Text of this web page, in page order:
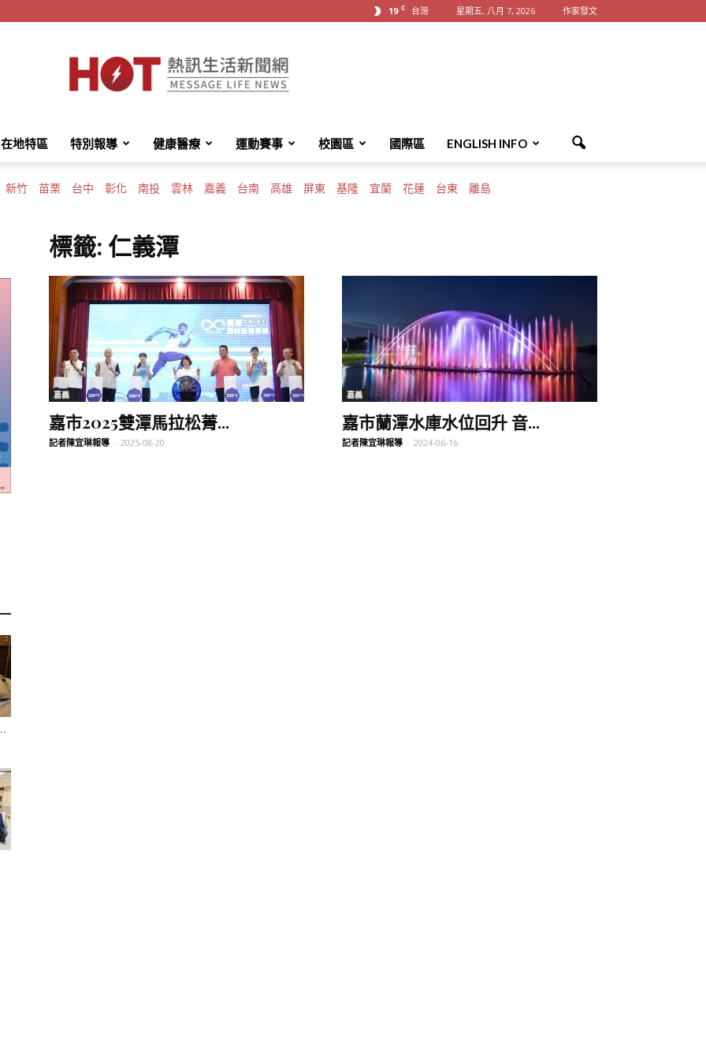
19 C 台灣 星期五, 八月 7, 2026 作家發文
HotMessage
熱
訊
在地特區 特別報導 健康醫療 運動賽事 校園區 國際區 ENGLISH INFO
新竹 苗栗 台中 彰化 南投 雲林 嘉義 台南 高雄 屏東 基隆 宜蘭 花蓮 台東 離島
標籤: 仁義潭
嘉義
嘉市2025雙潭馬拉松菁...
記者陳宜琳報導 - 2025-08-20
嘉義
嘉市蘭潭水庫水位回升 音...
記者陳宜琳報導 - 2024-06-16